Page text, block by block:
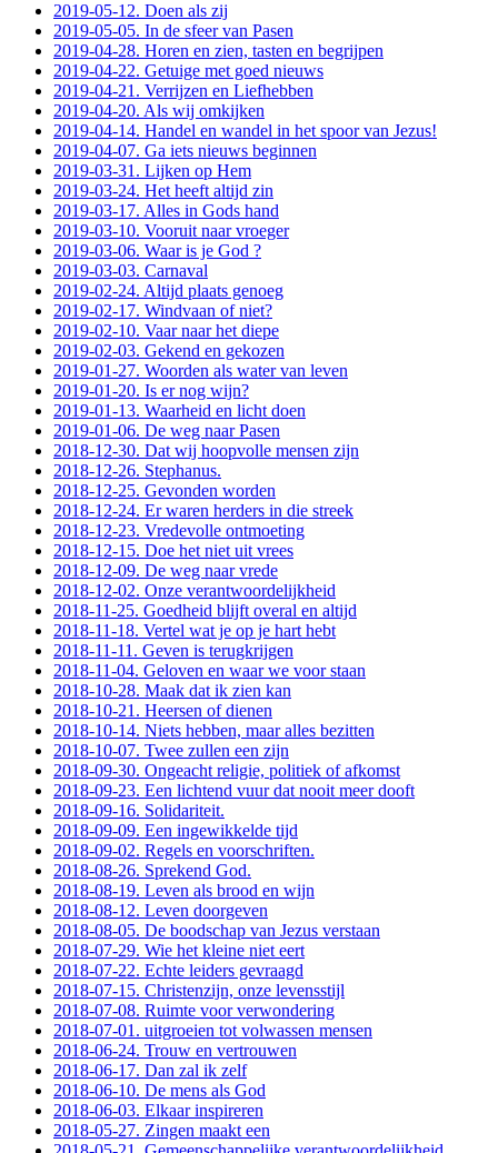
2019-05-12. Doen als zij
2019-05-05. In de sfeer van Pasen
2019-04-28. Horen en zien, tasten en begrijpen
2019-04-22. Getuige met goed nieuws
2019-04-21. Verrijzen en Liefhebben
2019-04-20. Als wij omkijken
2019-04-14. Handel en wandel in het spoor van Jezus!
2019-04-07. Ga iets nieuws beginnen
2019-03-31. Lijken op Hem
2019-03-24. Het heeft altijd zin
2019-03-17. Alles in Gods hand
2019-03-10. Vooruit naar vroeger
2019-03-06. Waar is je God ?
2019-03-03. Carnaval
2019-02-24. Altijd plaats genoeg
2019-02-17. Windvaan of niet?
2019-02-10. Vaar naar het diepe
2019-02-03. Gekend en gekozen
2019-01-27. Woorden als water van leven
2019-01-20. Is er nog wijn?
2019-01-13. Waarheid en licht doen
2019-01-06. De weg naar Pasen
2018-12-30. Dat wij hoopvolle mensen zijn
2018-12-26. Stephanus.
2018-12-25. Gevonden worden
2018-12-24. Er waren herders in die streek
2018-12-23. Vredevolle ontmoeting
2018-12-15. Doe het niet uit vrees
2018-12-09. De weg naar vrede
2018-12-02. Onze verantwoordelijkheid
2018-11-25. Goedheid blijft overal en altijd
2018-11-18. Vertel wat je op je hart hebt
2018-11-11. Geven is terugkrijgen
2018-11-04. Geloven en waar we voor staan
2018-10-28. Maak dat ik zien kan
2018-10-21. Heersen of dienen
2018-10-14. Niets hebben, maar alles bezitten
2018-10-07. Twee zullen een zijn
2018-09-30. Ongeacht religie, politiek of afkomst
2018-09-23. Een lichtend vuur dat nooit meer dooft
2018-09-16. Solidariteit.
2018-09-09. Een ingewikkelde tijd
2018-09-02. Regels en voorschriften.
2018-08-26. Sprekend God.
2018-08-19. Leven als brood en wijn
2018-08-12. Leven doorgeven
2018-08-05. De boodschap van Jezus verstaan
2018-07-29. Wie het kleine niet eert
2018-07-22. Echte leiders gevraagd
2018-07-15. Christenzijn, onze levensstijl
2018-07-08. Ruimte voor verwondering
2018-07-01. uitgroeien tot volwassen mensen
2018-06-24. Trouw en vertrouwen
2018-06-17. Dan zal ik zelf
2018-06-10. De mens als God
2018-06-03. Elkaar inspireren
2018-05-27. Zingen maakt een